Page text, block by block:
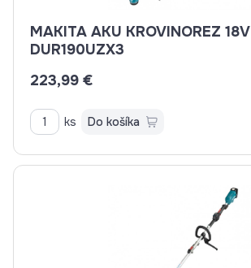
MAKITA AKU KROVINOREZ 18V
DUR190UZX3
223,99 €
ks Do košíka